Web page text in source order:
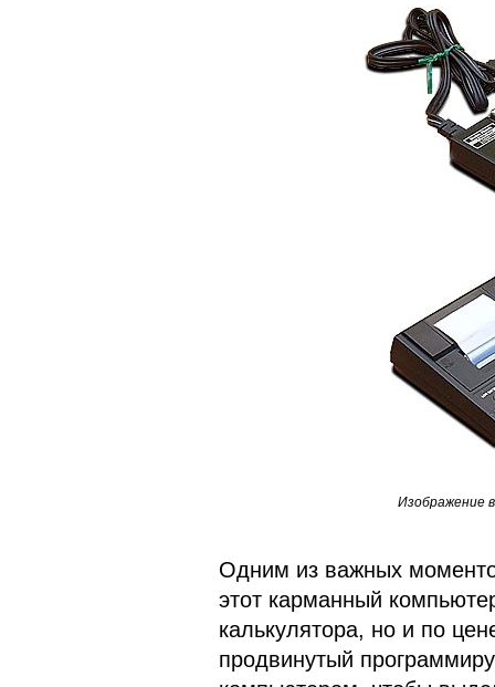
Изображение
Одним из важных
этот карманный
калькулятора, но и по
продвинутый